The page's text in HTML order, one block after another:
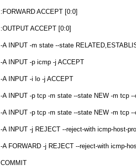
:FORWARD ACCEPT [0:0]
:OUTPUT ACCEPT [0:0]
-A INPUT -m state --state
-A INPUT -p icmp -j ACCEPT
-A INPUT -i lo -j ACCEPT
-A INPUT -p tcp -m state --state NEW -m tcp
-A INPUT -p tcp -m state --state NEW -m tcp
-A INPUT -j REJECT --reject-with icmp-host-
-A FORWARD -j REJECT --reject-with icmp-
COMMIT